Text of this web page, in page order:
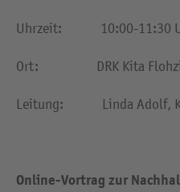
Uhrzeit: 10:00-11:30
Ort: DRK Kita
Leitung: Linda Adolf,
Online-Vortrag zur